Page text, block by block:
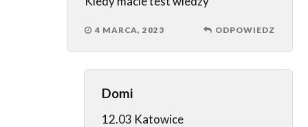
4 MARCA, 2023 ODPOWIEDZ
Domi
12.03 Katowice